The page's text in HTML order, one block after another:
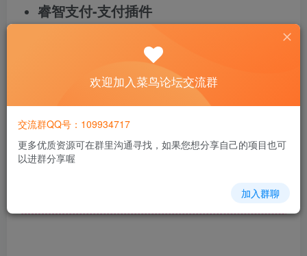
睿智支付-支付插件
联系对应商务进行进件使用
产品是属于官方api对接
下载地址
此处内容已隐藏，请评论后刷新页面查看.
欢迎加入菜鸟论坛交流群
交流群QQ号：109934717
更多优质资源可在群里沟通寻找，如果您想分享自己的项目也可
以进群分享喔
加入群聊